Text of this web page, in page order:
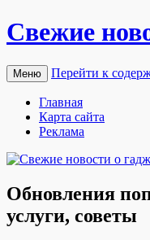
Свежие
Меню Перейти к
Главная
Карта сайта
Реклама
Обновления
услуги, советы